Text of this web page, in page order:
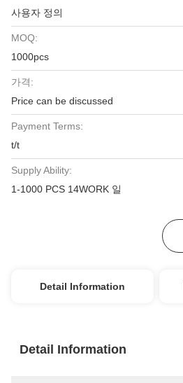
사용자 정의
MOQ:
1000pcs
가격:
Price can be discussed
Payment Terms:
t/t
Supply Ability:
1-1000 PCS 14WORK 일
Detail Information
Detail Information